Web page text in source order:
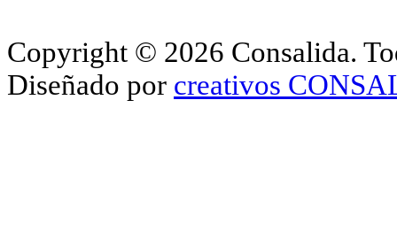
Copyright © 2026 Consalida.
Diseñado por creativos